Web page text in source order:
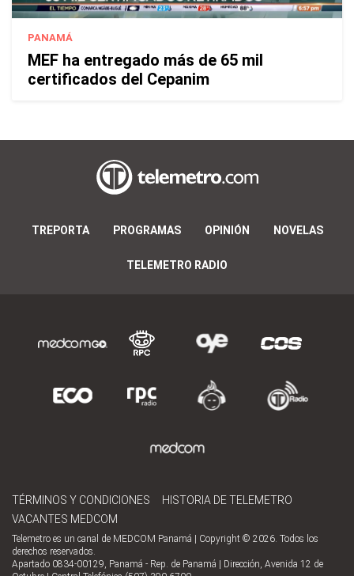
PANAMÁ
MEF ha entregado más de 65 mil
certificados del Cepanim
TREPORTA PROGRAMAS OPINIÓN NOVELAS
TELEMETRO RADIO
TÉRMINOS Y CONDICIONES
HISTORIA DE TELEMETRO
VACANTES MEDCOM
Telemetro es un canal de MEDCOM Panamá | Copyright © 2026. Todos los
derechos reservados.
Apartado 0834-00129, Panamá - Rep. de Panamá | Dirección, Avenida 12 de